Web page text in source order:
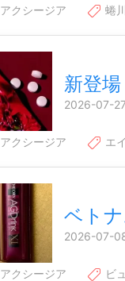
アクシージア 蜷
新登
2026-07-
アクシージア エ
ベト
2026-07-
アクシージア ビ